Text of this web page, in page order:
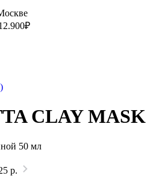
CLAY MASK
50 мл
р.